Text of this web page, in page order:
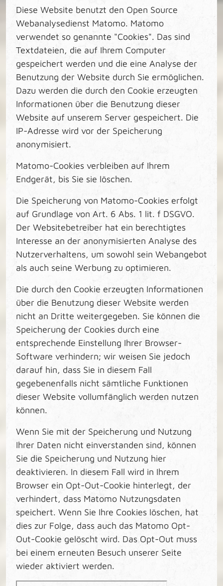
Diese Website benutzt den Open Source
Webanalysedienst Matomo. Matomo
verwendet so genannte "Cookies". Das sind
Textdateien, die auf Ihrem Computer
gespeichert werden und die eine Analyse der
Benutzung der Website durch Sie ermöglichen.
Dazu werden die durch den Cookie erzeugten
Informationen über die Benutzung dieser
Website auf unserem Server gespeichert. Die
IP-Adresse wird vor der Speicherung
anonymisiert.
Matomo-Cookies verbleiben auf Ihrem
Endgerät, bis Sie sie löschen.
Die Speicherung von Matomo-Cookies erfolgt
auf Grundlage von Art. 6 Abs. 1 lit. f DSGVO.
Der Websitebetreiber hat ein berechtigtes
Interesse an der anonymisierten Analyse des
Nutzerverhaltens, um sowohl sein Webangebot
als auch seine Werbung zu optimieren.
Die durch den Cookie erzeugten Informationen
über die Benutzung dieser Website werden
nicht an Dritte weitergegeben. Sie können die
Speicherung der Cookies durch eine
entsprechende Einstellung Ihrer Browser-
Software verhindern; wir weisen Sie jedoch
darauf hin, dass Sie in diesem Fall
gegebenenfalls nicht sämtliche Funktionen
dieser Website vollumfänglich werden nutzen
können.
Wenn Sie mit der Speicherung und Nutzung
Ihrer Daten nicht einverstanden sind, können
Sie die Speicherung und Nutzung hier
deaktivieren. In diesem Fall wird in Ihrem
Browser ein Opt-Out-Cookie hinterlegt, der
verhindert, dass Matomo Nutzungsdaten
speichert. Wenn Sie Ihre Cookies löschen, hat
dies zur Folge, dass auch das Matomo Opt-
Out-Cookie gelöscht wird. Das Opt-Out muss
bei einem erneuten Besuch unserer Seite
wieder aktiviert werden.